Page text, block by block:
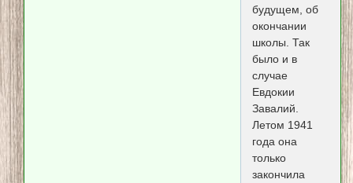
будущем, об
окончании
школы. Так
было и в
случае
Евдокии
Завалий.
Летом 1941
года она
только
закончила